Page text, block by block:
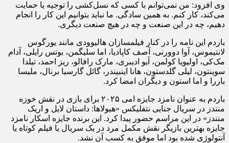
وی افزود: من نمی‌توانم با کسی که نسل‌کشی را توجیه یا حمایت
می‌کند، کار کنم. به همین سادگی. ما نباید بتوانیم این کار را انجام
دهیم، چه در این صنعت و چه در هیچ صنعت دیگری.
باردم این نامه را در کنار فیلمسازان هالیوودی مانند یورگوس
لانتیموس، آوا دوورنی، آصف کاپادیا، اما سلیگمن، بوتس رایلی، آدام
مک‌کی، اولیویا کولمن، آیو ادیبری، مارک رافالو، ریز احمد، تیلدا
سوینتون، لیلی گلدستون، هانا اینبیندر، گائل گارسیا برنال، ملیسا
باررا و اما استون و دیگران امضا کرد.
باردم به عنوان نامزد جایزه امی ۲۰۲۵ برای بازی در نقش خوزه
منندز در سریال جنایی نتفلیکس «هیولاها: داستان لایل و اریک
منندز» در این مراسم حضور پیدا کرد. این برنده جایزه اسکار نامزد
جایزه بهترین بازیگر نقش مکمل مرد در یک سریال یا فیلم کوتاه یا
آنتولوژی شده بود اما موفق به کسب آن نشد.